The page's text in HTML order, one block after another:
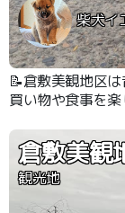
柴犬イ
📝倉敷美観地区
買い物や食事を
倉敷美観
観光地